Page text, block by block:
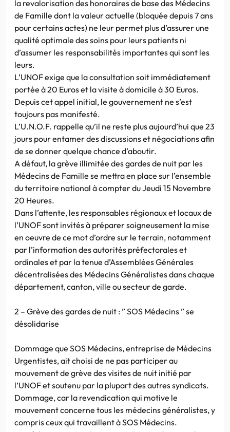
la revalorisation des honoraires de base des Médecins
de Famille dont la valeur actuelle (bloquée depuis 7 ans
pour certains actes) ne leur permet plus d’assurer une
qualité optimale des soins pour leurs patients ni
d’assumer les responsabilités importantes qui sont les
leurs.
L’UNOF exige que la consultation soit immédiatement
portée à 20 Euros et la visite à domicile à 30 Euros.
Depuis cet appel initial, le gouvernement ne s’est
toujours pas manifesté.
L’U.N.O.F. rappelle qu’il ne reste plus aujourd’hui que 23
jours pour entamer des discussions et négociations afin
de se donner quelque chance d’aboutir.
A défaut, la grève illimitée des gardes de nuit par les
Médecins de Famille se mettra en place sur l’ensemble
du territoire national à compter du Jeudi 15 Novembre
20 Heures.
Dans l’attente, les responsables régionaux et locaux de
l’UNOF sont invités à préparer soigneusement la mise
en oeuvre de ce mot d’ordre sur le terrain, notamment
par l’information des autorités préfectorales et
ordinales et par la tenue d’Assemblées Générales
décentralisées des Médecins Généralistes dans chaque
département, canton, ville ou secteur de garde.
2 – Grève des gardes de nuit : ” SOS Médecins ” se
désolidarise
Dommage que SOS Médecins, entreprise de Médecins
Urgentistes, ait choisi de ne pas participer au
mouvement de grève des visites de nuit initié par
l’UNOF et soutenu par la plupart des autres syndicats.
Dommage, car la revendication qui motive le
mouvement concerne tous les médecins généralistes, y
compris ceux qui travaillent à SOS Médecins.